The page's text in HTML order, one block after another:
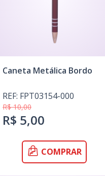
Caneta Metálica Bordo
REF: FPT03154-000
R$ 10,00
R$ 5,00
COMPRAR